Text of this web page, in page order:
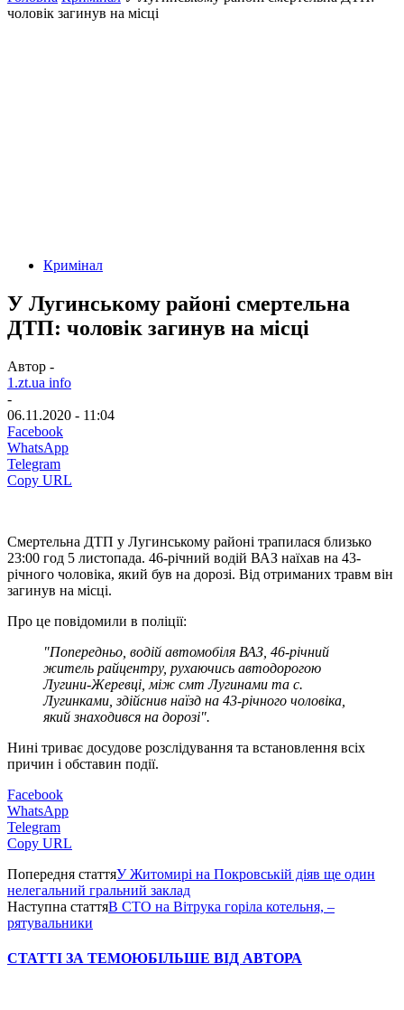
чоловік загинув на місці
Кримінал
У Лугинському районі смертельна
ДТП: чоловік загинув на місці
Автор -
1.zt.ua info
-
06.11.2020 - 11:04
Facebook
WhatsApp
Telegram
Copy URL
Смертельна ДТП у Лугинському районі трапилася близько
23:00 год 5 листопада. 46-річний водій ВАЗ наїхав на 43-
річного чоловіка, який був на дорозі. Від отриманих травм він
загинув на місці.
Про це повідомили в поліції:
"Попередньо, водій автомобіля ВАЗ, 46-річний
житель райцентру, рухаючись автодорогою
Лугини-Жеревці, між смт Лугинами та с.
Лугинками, здійснив наїзд на 43-річного чоловіка,
який знаходився на дорозі".
Нині триває досудове розслідування та встановлення всіх
причин і обставин події.
Facebook
WhatsApp
Telegram
Copy URL
Попередня статтяУ Житомирі на Покровській діяв ще один
нелегальний гральний заклад
Наступна статтяВ СТО на Вітрука горіла котельня, –
рятувальники
СТАТТІ ЗА ТЕМОЮБІЛЬШЕ ВІД АВТОРА